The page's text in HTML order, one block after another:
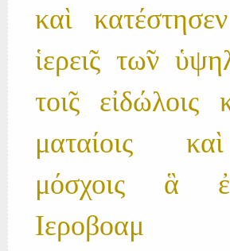
καὶ
ἱερει̃ς τω̃ν
τοι̃ς εἰδώλοις
ματαίοις
μόσχοις ἃ
Ιεροβοαμ